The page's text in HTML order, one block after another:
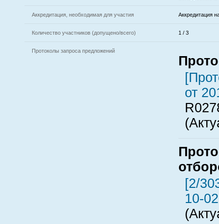
Аккредитация, необходимая для участия Аккредитация
Количество участников (допущено/всего) 1 / 3
Протоколы запроса предложений
от
[2/
10-